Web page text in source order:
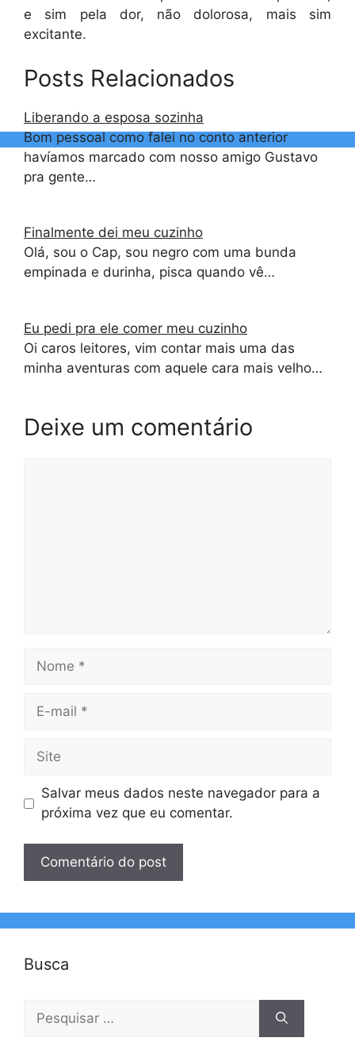
e sim pela dor, não dolorosa, mais sim
excitante.
Posts Relacionados
Liberando a esposa sozinha
Bom pessoal como falei no conto anterior
havíamos marcado com nosso amigo Gustavo
pra gente…
Finalmente dei meu cuzinho
Olá, sou o Cap, sou negro com uma bunda
empinada e durinha, pisca quando vê…
Eu pedi pra ele comer meu cuzinho
Oi caros leitores, vim contar mais uma das
minha aventuras com aquele cara mais velho…
Deixe um comentário
Nome
Site
Salvar meus dados neste navegador para a
próxima vez que eu comentar.
Busca
por: